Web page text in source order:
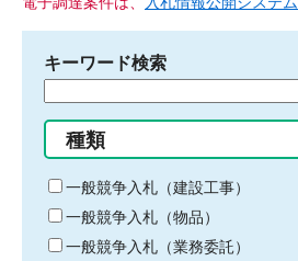
キーワード検索
る
キ
ー
ワ
ー
種類
一般競争入札（建設工事）
一般競争入札（物品）
一般競争入札（業務委託）